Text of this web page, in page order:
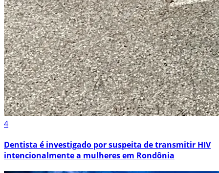
4
Dentista é investigado por suspeita de transmitir HIV
intencionalmente a mulheres em Rondônia